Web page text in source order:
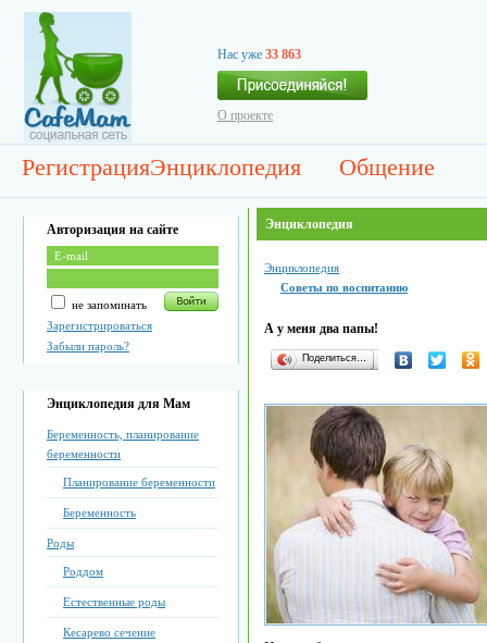
Нас уже 33 863
О проекте
РегистрацияЭнциклопедия Общение
Авторизация на сайте
не запоминать
Зарегистрироваться
Забыли пароль?
Энциклопедия для Мам
Беременность, планирование
беременности
Планирование беременности
Беременность
Роды
Роддом
Естественные роды
Кесарево сечение
Энциклопедия
Энциклопедия
Советы по воспитанию
А у меня два папы!
Поделиться…